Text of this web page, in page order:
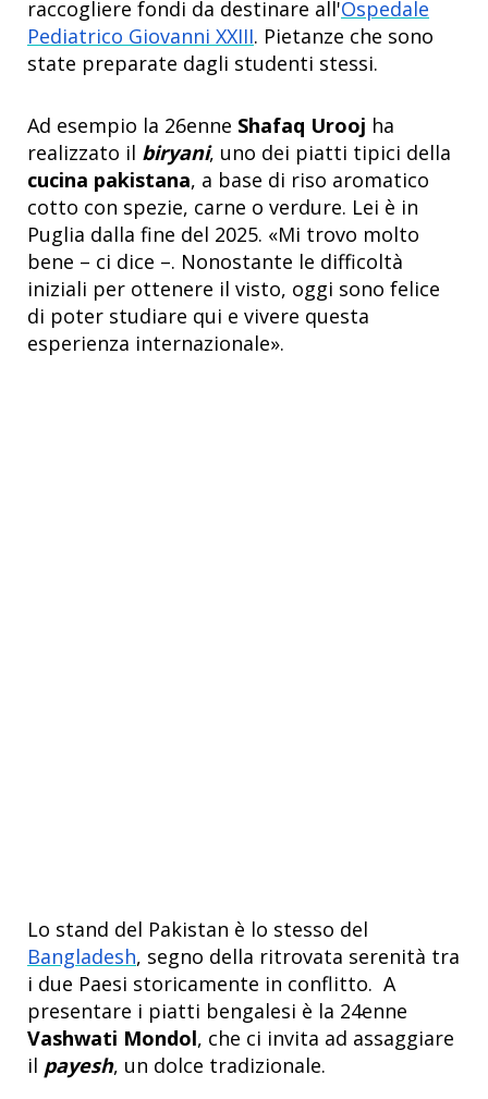
raccogliere fondi da destinare all'Ospedale
Pediatrico Giovanni XXIII. Pietanze che sono
state preparate dagli studenti stessi.
Ad esempio la 26enne Shafaq Urooj ha
realizzato il biryani, uno dei piatti tipici della
cucina pakistana, a base di riso aromatico
cotto con spezie, carne o verdure. Lei è in
Puglia dalla fine del 2025. «Mi trovo molto
bene – ci dice –. Nonostante le difficoltà
iniziali per ottenere il visto, oggi sono felice
di poter studiare qui e vivere questa
esperienza internazionale».
Lo stand del Pakistan è lo stesso del
Bangladesh, segno della ritrovata serenità tra
i due Paesi storicamente in conflitto. A
presentare i piatti bengalesi è la 24enne
Vashwati Mondol, che ci invita ad assaggiare
il payesh, un dolce tradizionale.